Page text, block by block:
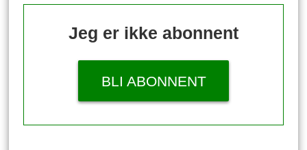
Jeg er ikke abonnent
BLI ABONNENT